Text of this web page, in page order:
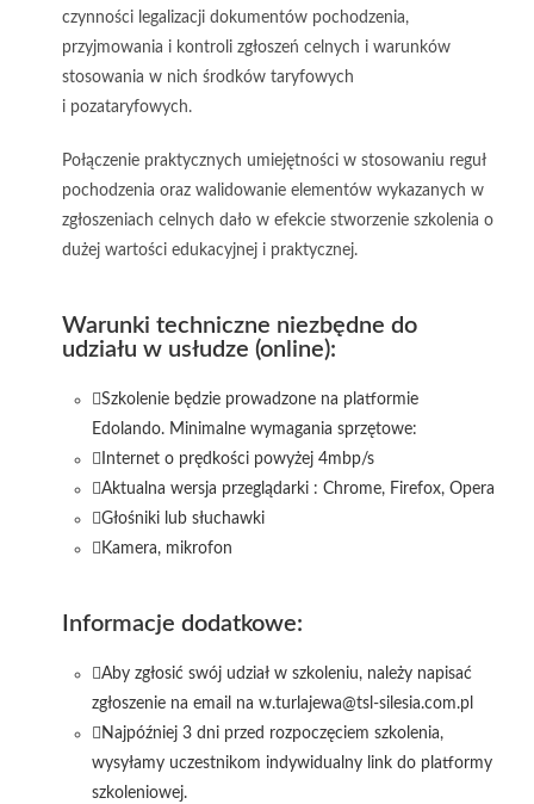
czynności legalizacji dokumentów pochodzenia,
przyjmowania i kontroli zgłoszeń celnych i warunków
stosowania w nich środków taryfowych
i pozataryfowych.
Połączenie praktycznych umiejętności w stosowaniu reguł
pochodzenia oraz walidowanie elementów wykazanych w
zgłoszeniach celnych dało w efekcie stworzenie szkolenia o
dużej wartości edukacyjnej i praktycznej.
Warunki techniczne niezbędne do
udziału w usłudze (online):
Szkolenie będzie prowadzone na platformie
Edolando. Minimalne wymagania sprzętowe:
Internet o prędkości powyżej 4mbp/s
Aktualna wersja przeglądarki : Chrome, Firefox, Opera
Głośniki lub słuchawki
Kamera, mikrofon
Informacje dodatkowe:
Aby zgłosić swój udział w szkoleniu, należy napisać
zgłoszenie na email na w.turlajewa@tsl-silesia.com.pl
Najpóźniej 3 dni przed rozpoczęciem szkolenia,
wysyłamy uczestnikom indywidualny link do platformy
szkoleniowej.